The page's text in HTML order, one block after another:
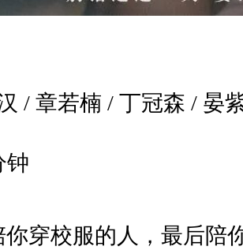
/ 章若楠 / 丁冠森 / 晏
钟
校服的人，最后陪